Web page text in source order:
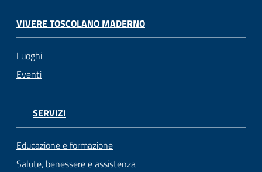
VIVERE TOSCOLANO MADERNO
Luoghi
Eventi
SERVIZI
Educazione e formazione
Salute, benessere e assistenza